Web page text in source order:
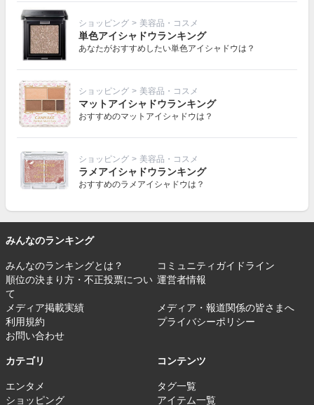
ショッピング > 美容品・コスメ
単色アイシャドウランキング
あなたがおすすめしたい単色アイシャドウは？
ショッピング > 美容品・コスメ
マットアイシャドウランキング
おすすめのマットアイシャドウは？
ショッピング > 美容品・コスメ
ラメアイシャドウランキング
おすすめのラメアイシャドウは？
みんなのランキング
みんなのランキングとは？
コミュニティガイドライン
順位の決まり方・不正投票につい
て
運営者情報
メディア掲載実績
メディア・報道関係の皆さまへ
利用規約
プライバシーポリシー
お問い合わせ
カテゴリ
エンタメ
ショッピング
コンテンツ
タグ一覧
アイテム一覧